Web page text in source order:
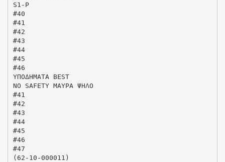
S1-P
#40
#41
#42
#43
#44
#45
#46
ΥΠΟΔΗΜΑΤΑ BEST
NO SAFETY ΜΑΥΡΑ ΨΗΛΟ
#41
#42
#43
#44
#45
#46
#47
(62-10-000011)